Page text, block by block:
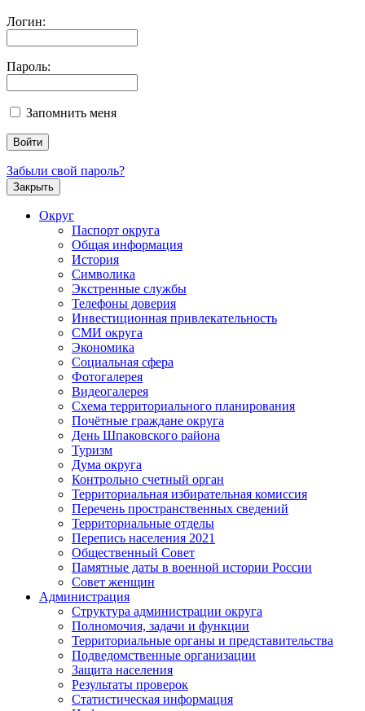
Логин:
Пароль:
Запомнить меня
Забыли свой пароль?
Закрыть
Округ
Паспорт округа
Общая информация
История
Символика
Экстренные службы
Телефоны доверия
Инвестиционная привлекательность
СМИ округа
Экономика
Социальная сфера
Фотогалерея
Видеогалерея
Схема территориального планирования
Почётные граждане округа
День Шпаковского района
Туризм
Дума округа
Контрольно счетный орган
Территориальная избирательная комиссия
Перечень пространственных сведений
Территориальные отделы
Перепись населения 2021
Общественный Совет
Памятные даты в военной истории России
Совет женщин
Администрация
Структура администрации округа
Полномочия, задачи и функции
Территориальные органы и представительства
Подведомственные организации
Защита населения
Результаты проверок
Статистическая информация